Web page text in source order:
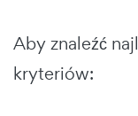
Aby znaleźć
kryteriów: